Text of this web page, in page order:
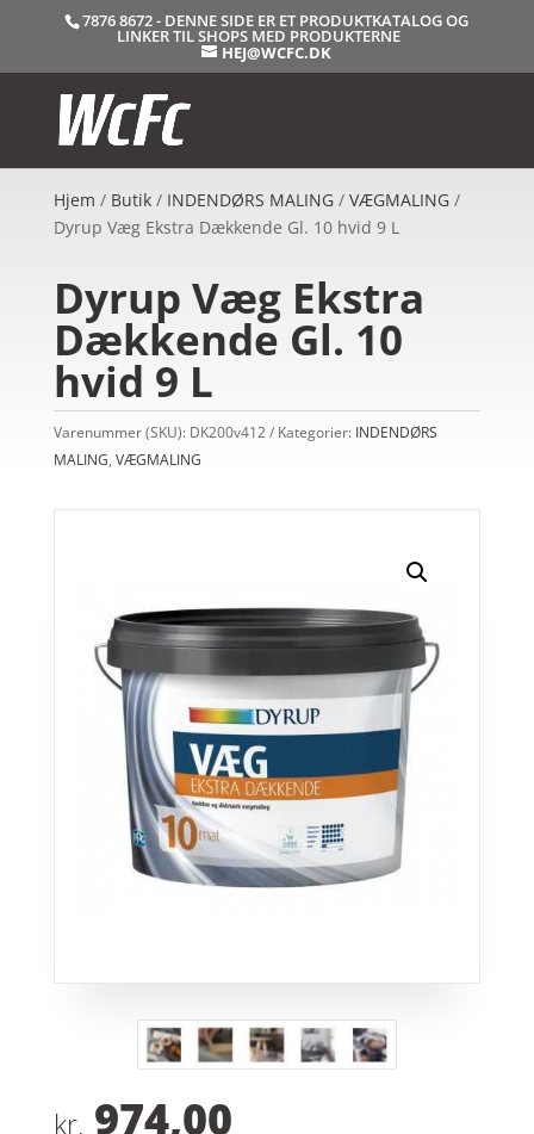
7876 8672 - DENNE SIDE ER ET PRODUKTKATALOG OG
LINKER TIL SHOPS MED PRODUKTERNE
HEJ@WCFC.DK
Hjem / Butik/ INDENDØRS MALING/ VÆGMALING/
Dyrup Væg Ekstra Dækkende Gl. 10 hvid 9 L
Dyrup Væg Ekstra
Dækkende Gl. 10
hvid 9 L
Varenummer (SKU): DK200v412 Kategorier: INDENDØRS
MALING, VÆGMALING
kr. 974,00